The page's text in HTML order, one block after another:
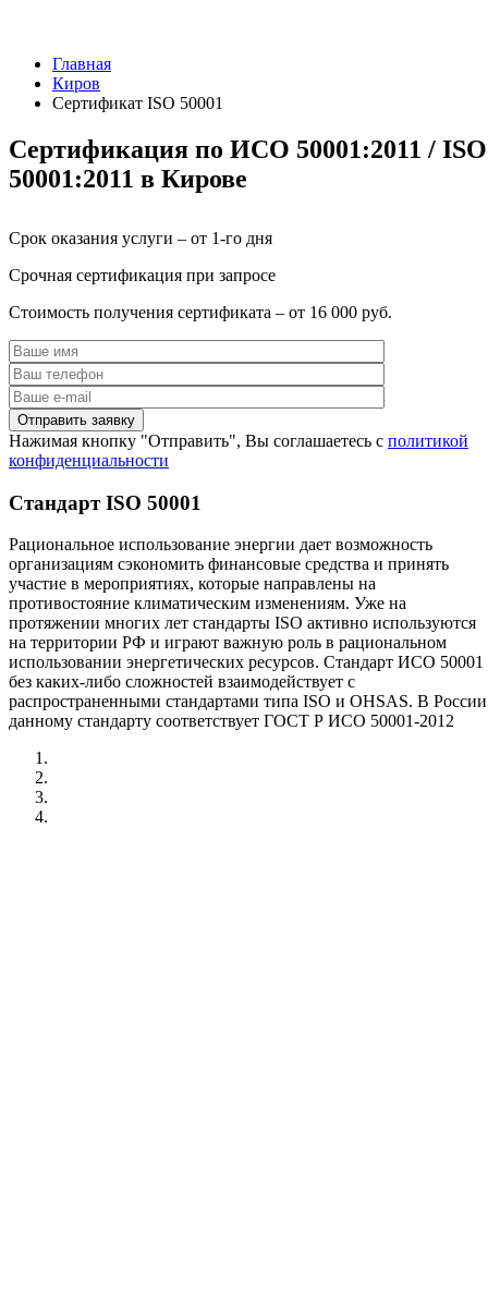
Главная
Киров
Сертификат ISO 50001
Сертификация по ИСО 50001:2011 / ISO
50001:2011 в Кирове
Срок оказания услуги – от 1-го дня
Срочная сертификация при запросе
Стоимость получения сертификата – от 16 000 руб.
Нажимая кнопку "Отправить", Вы соглашаетесь с политикой
конфиденциальности
Стандарт ISO 50001
Рациональное использование энергии дает возможность
организациям сэкономить финансовые средства и принять
участие в мероприятиях, которые направлены на
противостояние климатическим изменениям. Уже на
протяжении многих лет стандарты ISO активно используются
на территории РФ и играют важную роль в рациональном
использовании энергетических ресурсов. Стандарт ИСО 50001
без каких-либо сложностей взаимодействует с
распространенными стандартами типа ISO и OHSAS. В России
данному стандарту соответствует ГОСТ Р ИСО 50001-2012